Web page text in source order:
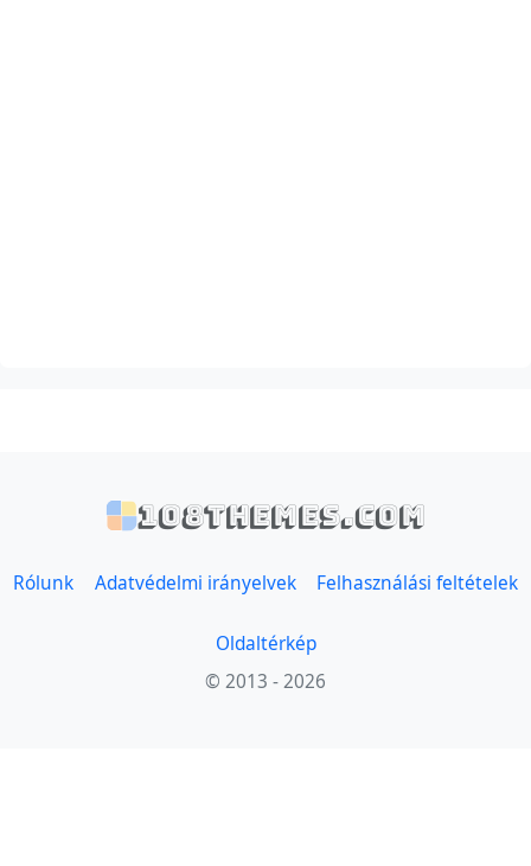
108themes.com
Rólunk Adatvédelmi irányelvek Felhasználási feltételek
Oldaltérkép
© 2013 - 2026